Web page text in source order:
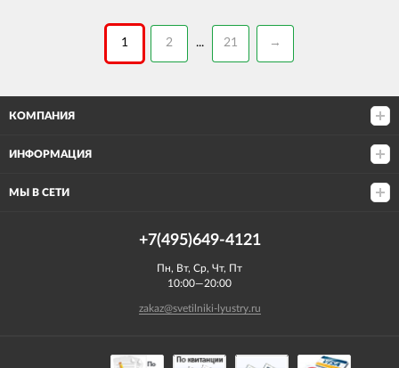
1 2 ... 21 →
КОМПАНИЯ
ИНФОРМАЦИЯ
МЫ В СЕТИ
+7(495)649-4121
Пн, Вт, Ср, Чт, Пт
10:00—20:00
zakaz@svetilniki-lyustry.ru